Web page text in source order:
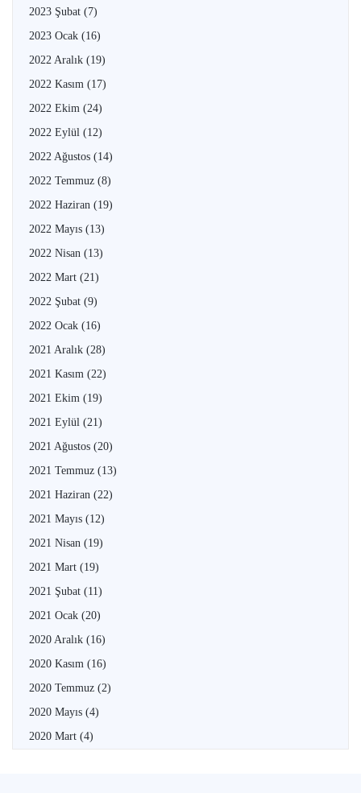
2023 Şubat (7)
2023 Ocak (16)
2022 Aralık (19)
2022 Kasım (17)
2022 Ekim (24)
2022 Eylül (12)
2022 Ağustos (14)
2022 Temmuz (8)
2022 Haziran (19)
2022 Mayıs (13)
2022 Nisan (13)
2022 Mart (21)
2022 Şubat (9)
2022 Ocak (16)
2021 Aralık (28)
2021 Kasım (22)
2021 Ekim (19)
2021 Eylül (21)
2021 Ağustos (20)
2021 Temmuz (13)
2021 Haziran (22)
2021 Mayıs (12)
2021 Nisan (19)
2021 Mart (19)
2021 Şubat (11)
2021 Ocak (20)
2020 Aralık (16)
2020 Kasım (16)
2020 Temmuz (2)
2020 Mayıs (4)
2020 Mart (4)